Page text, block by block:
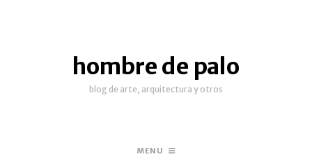
hombre de palo
blog de arte, arquitectura y otros
MENU